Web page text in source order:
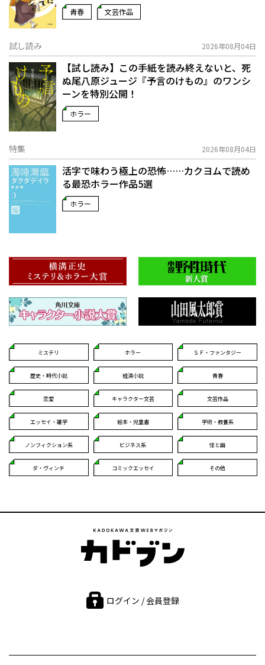
青春 文芸作品
試し読み 2026年08月04日
【試し読み】この手紙を読み終えないと、死
ぬ――尾八原ジュージ『予言のけもの』のワンシ
ーンを特別公開！
ホラー
特集 2026年08月04日
活字で味わう極上の恐怖……カクヨムで読め
る最恐ホラー作品5選
ホラー
ミステリ ホラー ＳＦ・ファンタジー
歴史・時代小説 経済小説 青春
恋愛 キャラクター文芸 文芸作品
エッセイ・雑学 絵本・児童書 学術・教養系
ノンフィクション系 ビジネス系 怪と幽
ダ・ヴィンチ コミックエッセイ その他
ログイン / 会員登録